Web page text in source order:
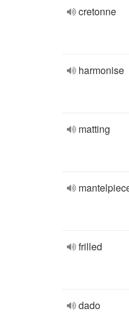
cretonne
harmonise
matting
frilled
dado